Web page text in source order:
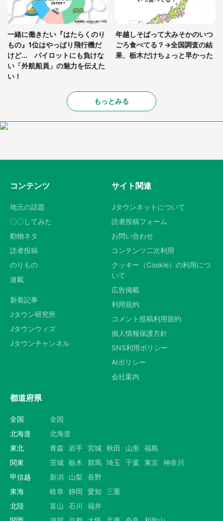
一緒に働きたい『はたらくのり
もの』1位はやっぱり飛行機だ
けど... パイロットにも負けな
い「外航船員」の魅力を伝えた
い！
年越しそばって大みそかのいつ
ごろ食べてる？→全国調査の結
果、栃木だけちょっと早かった
もっとみる
コンテンツ
地元の話題
〇〇してみた
動物ネタ
読者投稿
のりもの
連載
新着記事
Jタウン研究所
Jタウンウィズ
Jタウンチャンネル
サイト関連
Jタウンネットについて
読者投稿フォーム
お問い合わせ
コンテンツ二次利用
クッキー（Cookie）の利用につ
いて
広告掲載
利用規約
コメント投稿利用規約
個人情報保護方針
SNS利用ポリシー
AIポリシー
会社案内
都道府県
全国
全国
北海道
北海道
東北
青森 岩手 宮城 秋田 山形 福島
関東
茨城 栃木 群馬 埼玉 千葉 東京 神奈川
甲信越
新潟 山梨
長野
東海
岐阜 静岡 愛知
三重
北陸
富山 石川
福井